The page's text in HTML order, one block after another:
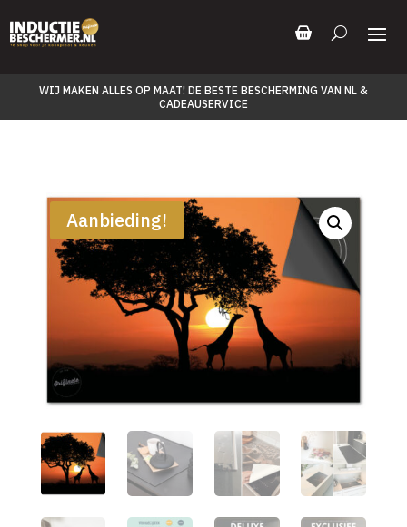
WIJ MAKEN ALLES OP MAAT! DE BESTE BESCHERMING VAN NL &
CADEAUSERVICE
Aanbieding!